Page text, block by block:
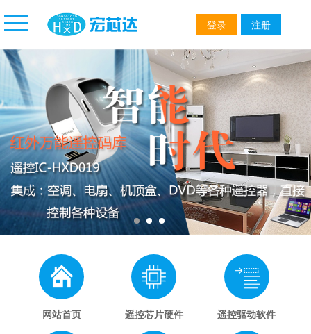
登录 注册
网站首页 遥控芯片硬件 遥控驱动软件